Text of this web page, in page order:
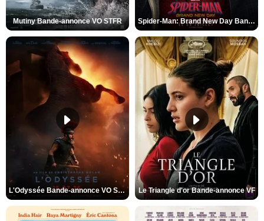
Mutiny Bande-annonce VO STFR Spider-Man: Brand New Day Bande-annonce VO STFR
L'Odyssée Bande-annonce VO STFR Le Triangle d'or Bande-annonce VF